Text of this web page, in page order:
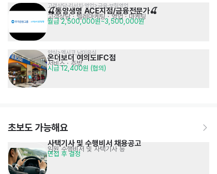
고객상담·리서치·영업>금융·보험영업
🍒동양생명 ACE지점/금융전문가🍒
고객상담 · 텔레마케팅 · 영업 · 마케팅
월급 2,500,000원~3,500,000원
양식>멕시코,남미음식
온더보더 여의도IFC점
서비스· 주방
시급 12,400원 (협의)
초보도 가능해요
사택기사 및 수행비서 채용공고
임원 수행비서 및 사택기사 등
면접 후 결정